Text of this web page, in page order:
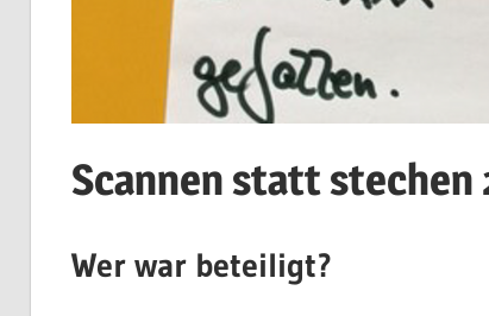
Scannen statt
Wer war beteiligt?